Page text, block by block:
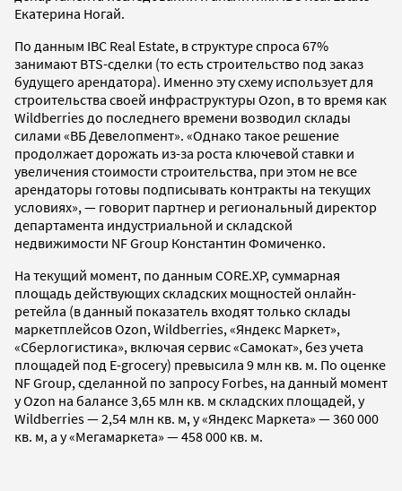
Екатерина Ногай.
По данным IBC Real Estate, в структуре спроса 67%
занимают BTS-сделки (то есть строительство под заказ
будущего арендатора). Именно эту схему использует для
строительства своей инфраструктуры Ozon, в то время как
Wildberries до последнего времени возводил склады
силами «ВБ Девелопмент». «Однако такое решение
продолжает дорожать из-за роста ключевой ставки и
увеличения стоимости строительства, при этом не все
арендаторы готовы подписывать контракты на текущих
условиях», — говорит партнер и региональный директор
департамента индустриальной и складской
недвижимости NF Group Константин Фомиченко.
На текущий момент, по данным CORE.XP, суммарная
площадь действующих складских мощностей онлайн-
ретейла (в данный показатель входят только склады
маркетплейсов Ozon, Wildberries, «Яндекс Маркет»,
«Сберлогистика», включая сервис «Самокат», без учета
площадей под E-grocery) превысила 9 млн кв. м. По оценке
NF Group, сделанной по запросу Forbes, на данный момент
у Ozon на балансе 3,65 млн кв. м складских площадей, у
Wildberries — 2,54 млн кв. м, у «Яндекс Маркета» — 360 000
кв. м, а у «Мегамаркета» — 458 000 кв. м.